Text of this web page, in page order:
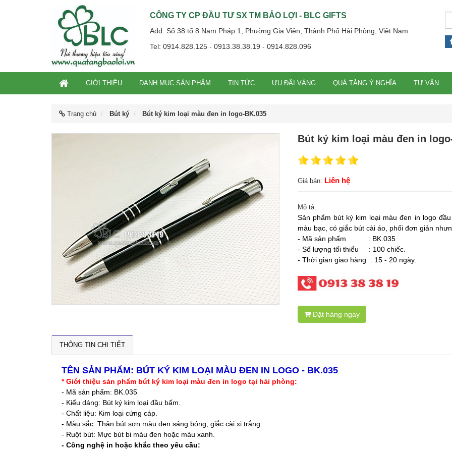
CÔNG TY CP ĐẦU TƯ SX TM BẢO LỢI - BLC GIFTS
Add: Số 38 tổ 8 Nam Pháp 1, Phường Gia Viên, Thành Phố Hải Phòng, Việt Nam
Tel: 0914.828.125 - 0913.38.38.19 - 0914.828.096
GIỚI THIỆU DANH MỤC SẢN PHẨM TIN TỨC ƯU ĐÃI VÀNG QUÀ TẶNG Ý NGHĨA TƯ VẤN
Trang chủ Bút ký Bút ký kim loại màu đen in logo-BK.035
Bút ký kim loại màu đen in
Giá bán: Liên hệ
Mô tả:
Sản phẩm bút ký kim loại màu đen in logo
màu bạc, có giắc bút cài áo, phối đơn giản
- Mã sản phẩm : BK.035
- Số lượng tối thiểu : 100 chiếc.
- Thời gian giao hàng : 15 - 20 ngày.
Đặt hàng ngay
THÔNG TIN CHI TIẾT
TÊN SẢN PHẨM: BÚT KÝ KIM LOẠI MÀU ĐEN IN LOGO - BK.035
* Giới thiệu sản phẩm bút ký kim loại màu đen in logo tại hải phòng:
- Mã sản phẩm: BK.035
- Kiểu dáng: Bút ký kim loại đầu bấm.
- Chất liệu: Kim loại cứng cáp.
- Màu sắc: Thân bút sơn màu đen sáng bóng, giắc cài xi trắng.
- Ruột bút: Mực bút bi màu đen hoặc màu xanh.
- Công nghệ in hoặc khắc theo yêu cầu: